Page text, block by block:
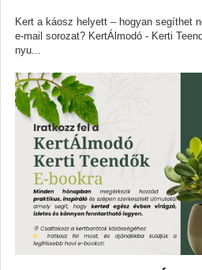
Kert a káosz helyett – hogyan segíthet
e-mail sorozat? KertÁlmodó - Kerti
nyu...